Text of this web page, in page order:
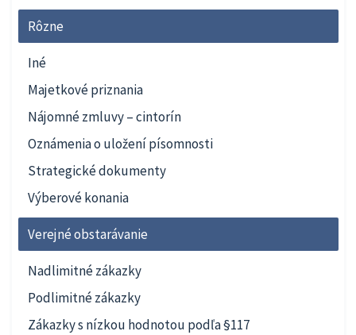
Rôzne
Iné
Majetkové priznania
Nájomné zmluvy – cintorín
Oznámenia o uložení písomnosti
Strategické dokumenty
Výberové konania
Verejné obstarávanie
Nadlimitné zákazky
Podlimitné zákazky
Zákazky s nízkou hodnotou podľa §117